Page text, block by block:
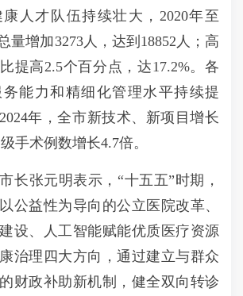
人才队伍持续壮大，2020年至
量增加3273人，达到18852人；高
提高2.5个百分点，达17.2%。各
能力和精细化管理水平持续提
年，全市新技术、新项目增长
手术例数增长4.7倍。
长张元明表示，“十五五”时期，
公益性为导向的公立医院改革、
设、人工智能赋能优质医疗资源
治理四大方向，通过建立与群众
财政补助新机制，健全双向转诊